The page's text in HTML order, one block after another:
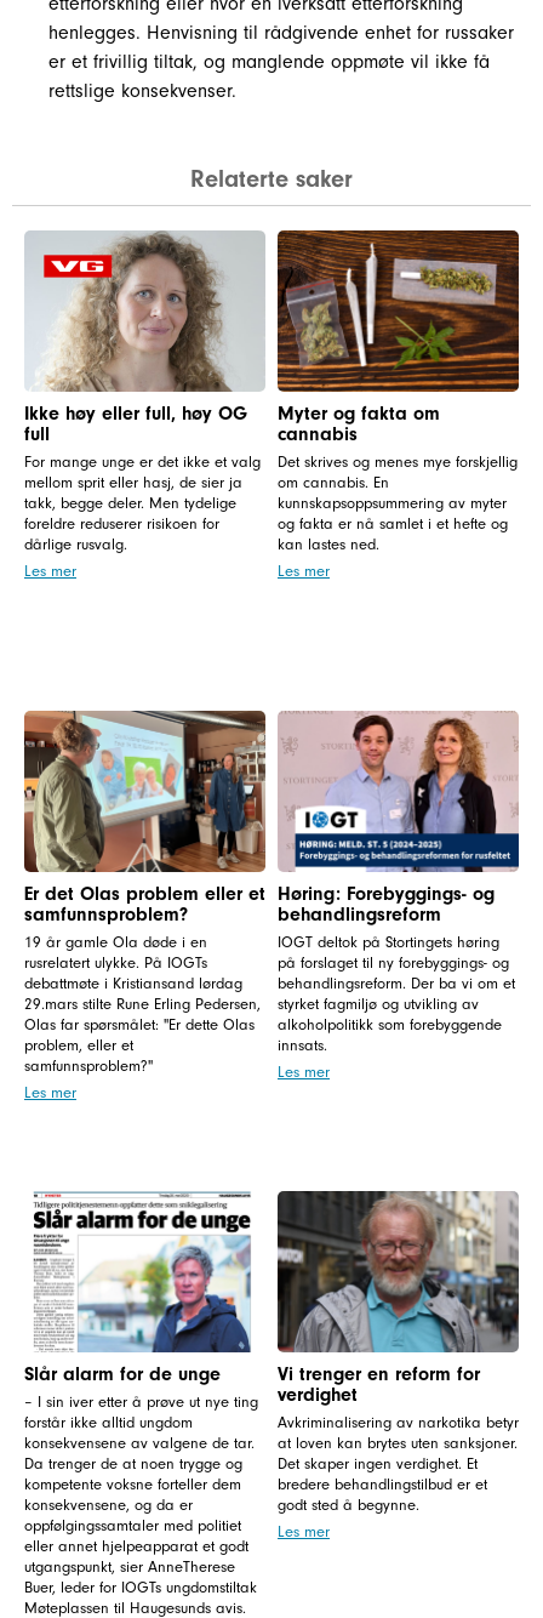
henlegges. Henvisning til rådgivende enhet for russaker
er et frivillig tiltak, og manglende oppmøte vil ikke få
rettslige konsekvenser.
Relaterte saker
Ikke høy eller full, høy OG
full
For mange unge er det ikke et valg
mellom sprit eller hasj, de sier ja
takk, begge deler. Men tydelige
foreldre reduserer risikoen for
dårlige rusvalg.
Les mer
Myter og fakta om
cannabis
Det skrives og menes mye forskjellig
om cannabis. En
kunnskapsoppsummering av myter
og fakta er nå samlet i et hefte og
kan lastes ned.
Les mer
Er det Olas problem eller et
samfunnsproblem?
19 år gamle Ola døde i en
rusrelatert ulykke. På IOGTs
debattmøte i Kristiansand lørdag
29.mars stilte Rune Erling Pedersen,
Olas far spørsmålet: "Er dette Olas
problem, eller et
samfunnsproblem?"
Les mer
Høring: Forebyggings- og
behandlingsreform
IOGT deltok på Stortingets høring
på forslaget til ny forebyggings- og
behandlingsreform. Der ba vi om et
styrket fagmiljø og utvikling av
alkoholpolitikk som forebyggende
innsats.
Les mer
Slår alarm for de unge
– I sin iver etter å prøve ut nye ting
forstår ikke alltid ungdom
konsekvensene av valgene de tar.
Da trenger de at noen trygge og
kompetente voksne forteller dem
konsekvensene, og da er
oppfølgingssamtaler med politiet
eller annet hjelpeapparat et godt
utgangspunkt, sier AnneTherese
Buer, leder for IOGTs ungdomstiltak
Møteplassen til Haugesunds avis.
Vi trenger en reform for
verdighet
Avkriminalisering av narkotika betyr
at loven kan brytes uten sanksjoner.
Det skaper ingen verdighet. Et
bredere behandlingstilbud er et
godt sted å begynne.
Les mer